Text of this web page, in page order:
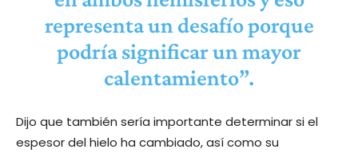
representa un desafío porque
podría significar un mayor
calentamiento”.
Dijo que también sería importante determinar si el
espesor del hielo ha cambiado, así como su